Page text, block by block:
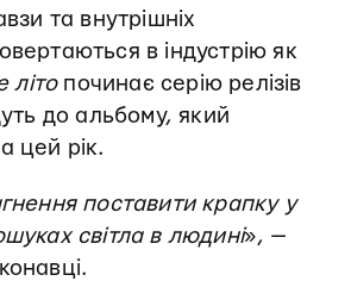
та внутрішніх
в індустрію як
літопочинає серію релізів
до альбому, який
цей рік.
поставити крапку у
світла в людині», —